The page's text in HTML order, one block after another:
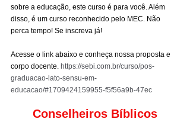
sobre a educação, este curso é para você. Além
disso, é um curso reconhecido pelo MEC. Não
perca tempo! Se inscreva já!
Acesse o link abaixo e conheça nossa proposta e
corpo docente. https://sebi.com.br/curso/pos-
graduacao-lato-sensu-em-
educacao/#1709424159955-f5f56a9b-47ec
Conselheiros Bíblicos